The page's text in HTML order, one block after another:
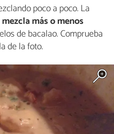
poco a poco. La
más o menos
de bacalao. Comprueba
de la foto.